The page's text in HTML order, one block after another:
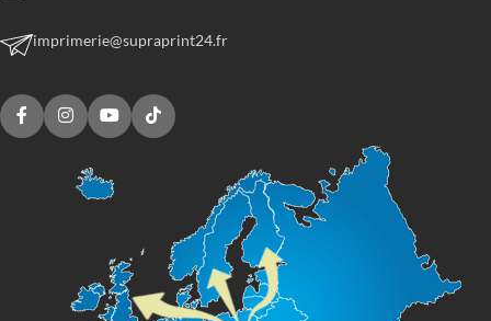
imprimerie@supraprint24.fr